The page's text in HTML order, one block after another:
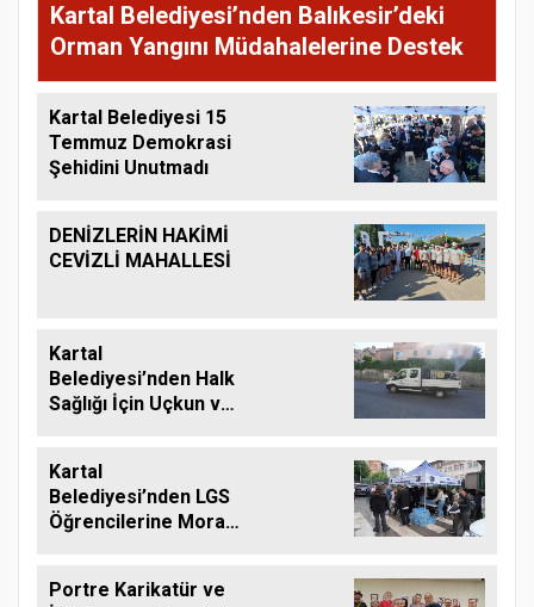
Kartal Belediyesi’nden Balıkesir’deki
Orman Yangını Müdahalelerine Destek
Kartal Belediyesi 15
Temmuz Demokrasi
Şehidini Unutmadı
DENİZLERİN HAKİMİ
CEVİZLİ MAHALLESİ
Kartal
Belediyesi’nden Halk
Sağlığı İçin Uçkun ve
Kartal
Belediyesi’nden LGS
Öğrencilerine Moral
Portre Karikatür ve